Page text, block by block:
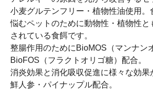
小麦グルテンフリー・植物性油使用。
悩むペットのために動物性・植物性と
されている食餌です。
整腸作用のためにBioMOS（マンナン
BioFOS（フラクトオリゴ糖）配合。
消炎効果と消化吸収促進に様々な効果
鮮人参・パイナップル配合。